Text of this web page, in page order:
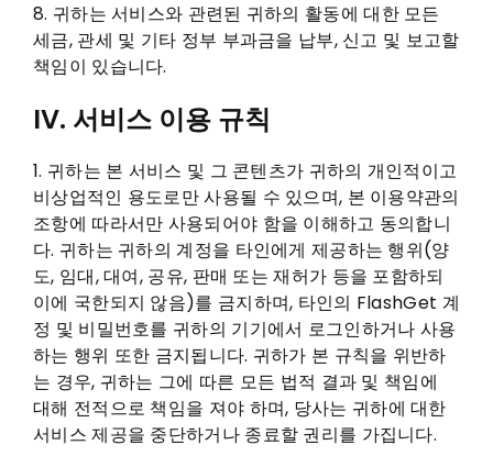
8. 귀하는 서비스와 관련된 귀하의 활동에 대한 모든
세금, 관세 및 기타 정부 부과금을 납부, 신고 및 보고할
책임이 있습니다.
IV. 서비스 이용 규칙
1. 귀하는 본 서비스 및 그 콘텐츠가 귀하의 개인적이고
비상업적인 용도로만 사용될 수 있으며, 본 이용약관의
조항에 따라서만 사용되어야 함을 이해하고 동의합니
다. 귀하는 귀하의 계정을 타인에게 제공하는 행위(양
도, 임대, 대여, 공유, 판매 또는 재허가 등을 포함하되
이에 국한되지 않음)를 금지하며, 타인의 FlashGet 계
정 및 비밀번호를 귀하의 기기에서 로그인하거나 사용
하는 행위 또한 금지됩니다. 귀하가 본 규칙을 위반하
는 경우, 귀하는 그에 따른 모든 법적 결과 및 책임에
대해 전적으로 책임을 져야 하며, 당사는 귀하에 대한
서비스 제공을 중단하거나 종료할 권리를 가집니다.